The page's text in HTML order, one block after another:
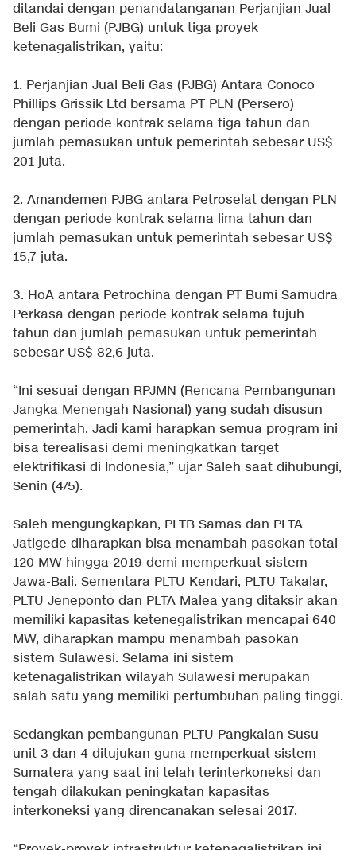
ditandai dengan penandatanganan Perjanjian Jual
Beli Gas Bumi (PJBG) untuk tiga proyek
ketenagalistrikan, yaitu:
1. Perjanjian Jual Beli Gas (PJBG) Antara Conoco
Phillips Grissik Ltd bersama PT PLN (Persero)
dengan periode kontrak selama tiga tahun dan
jumlah pemasukan untuk pemerintah sebesar US$
201 juta.
2. Amandemen PJBG antara Petroselat dengan PLN
dengan periode kontrak selama lima tahun dan
jumlah pemasukan untuk pemerintah sebesar US$
15,7 juta.
3. HoA antara Petrochina dengan PT Bumi Samudra
Perkasa dengan periode kontrak selama tujuh
tahun dan jumlah pemasukan untuk pemerintah
sebesar US$ 82,6 juta.
“Ini sesuai dengan RPJMN (Rencana Pembangunan
Jangka Menengah Nasional) yang sudah disusun
pemerintah. Jadi kami harapkan semua program ini
bisa terealisasi demi meningkatkan target
elektrifikasi di Indonesia,” ujar Saleh saat dihubungi,
Senin (4/5).
Saleh mengungkapkan, PLTB Samas dan PLTA
Jatigede diharapkan bisa menambah pasokan total
120 MW hingga 2019 demi memperkuat sistem
Jawa-Bali. Sementara PLTU Kendari, PLTU Takalar,
PLTU Jeneponto dan PLTA Malea yang ditaksir akan
memiliki kapasitas ketenegalistrikan mencapai 640
MW, diharapkan mampu menambah pasokan
sistem Sulawesi. Selama ini sistem
ketenagalistrikan wilayah Sulawesi merupakan
salah satu yang memiliki pertumbuhan paling tinggi.
Sedangkan pembangunan PLTU Pangkalan Susu
unit 3 dan 4 ditujukan guna memperkuat sistem
Sumatera yang saat ini telah terinterkoneksi dan
tengah dilakukan peningkatan kapasitas
interkoneksi yang direncanakan selesai 2017.